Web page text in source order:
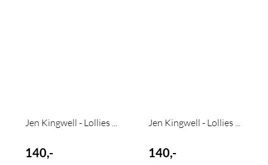
Jen Kingwell - Lollies ...
140,-
Jen Kingwell - Lollies ...
140,-